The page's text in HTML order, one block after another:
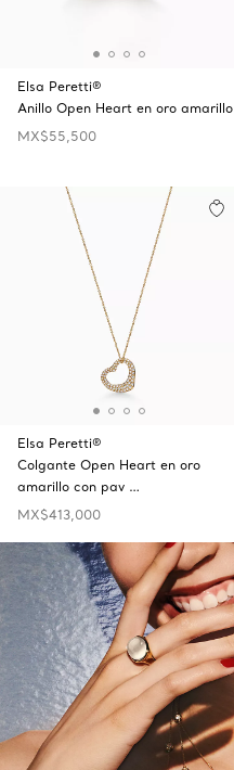
Elsa Peretti®
Anillo Open Heart en oro amarillo
MX$55,500
Elsa Peretti®
Colgante Open Heart en oro
amarillo con pav …
MX$413,000